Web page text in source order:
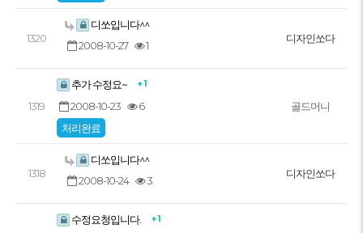
1320
디쏘입니다^^
2008-10-27
1
디자인쏘다
1319
추가 수정요~ + 1
2008-10-23
6
처리완료
골드머니
1318
디쏘입니다^^
2008-10-24
3
디자인쏘다
수정요청입니다. + 1